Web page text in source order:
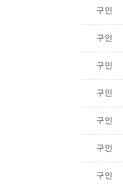
구인
구인
구인
구인
구인
구인
구인